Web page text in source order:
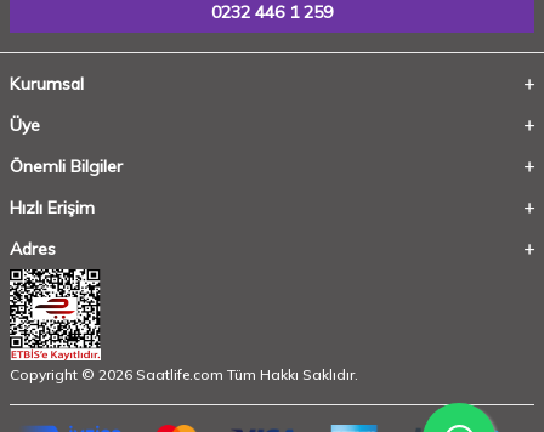
0232 446 1 259
Kurumsal
Üye
Önemli Bilgiler
Hızlı Erişim
Adres
Copyright © 2026 Saatlife.com Tüm Hakkı Saklıdır.